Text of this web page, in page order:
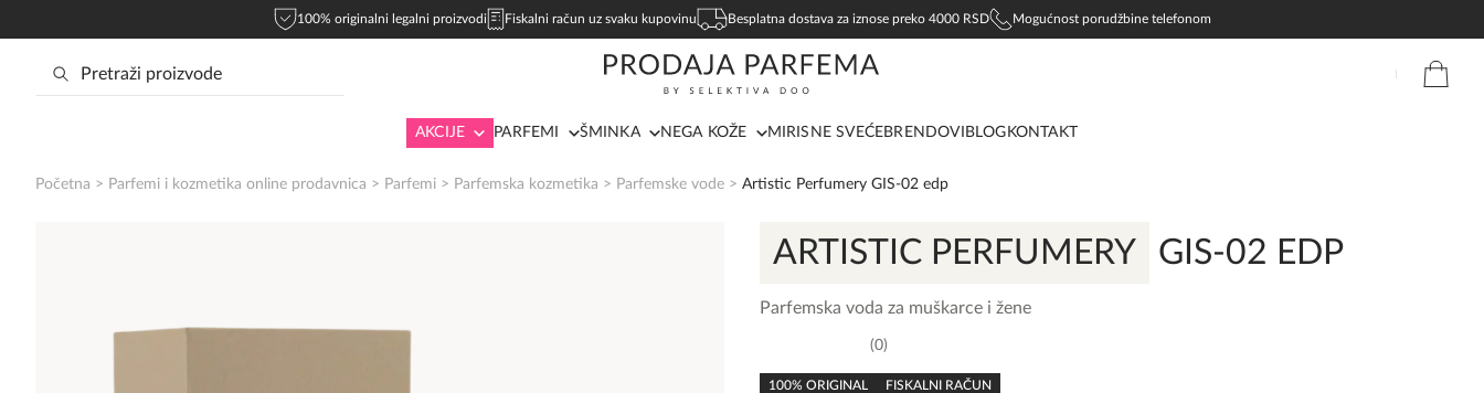
100% originalni legalni proizvodi Fiskalni račun uz svaku kupovinu Besplatna dostava za iznose preko 4000 RSD Mogućnost porudžbine telefonom
AKCIJE PARFEMI ŠMINKA NEGA KOŽE MIRISNE SVEĆEBRENDOVI BLOG KONTAKT
Početna > Parfemi i kozmetika online prodavnica > Parfemi > Parfemska kozmetika > Parfemske vode > Artistic Perfumery GIS-02 edp
ARTISTIC PERFUMERY GIS-02 EDP
rating
0
100% ORIGINAL FISKALNI RAČUN
Parfemska voda za muškarce i žene